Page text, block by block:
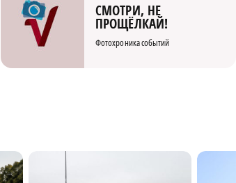
СМОТРИ, НЕ
ПРОЩЁЛКАЙ!
Фотохроника событий